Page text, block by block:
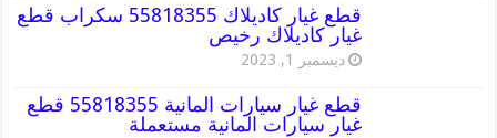
قطع غيار كاديلاك 55818355 سكراب قطع
غيار كاديلاك رخيص
ديسمبر 1, 2023
قطع غيار سيارات المانية 55818355 قطع
غيار سيارات المانية مستعملة